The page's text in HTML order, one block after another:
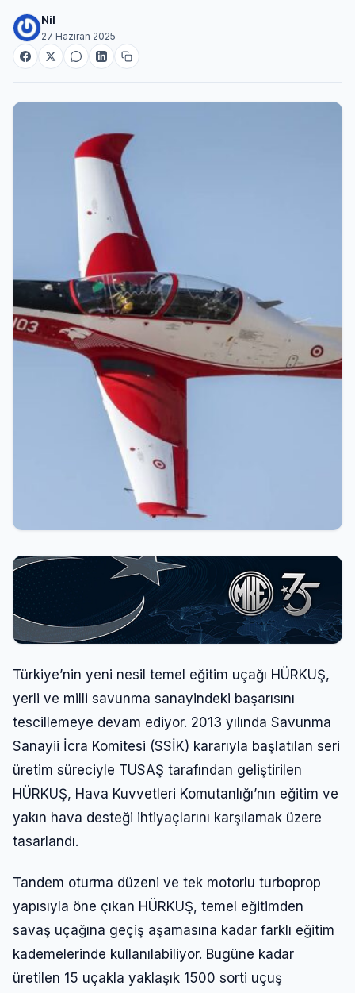
Nil
27 Haziran 2025
Türkiye’nin yeni nesil temel eğitim uçağı HÜRKUŞ,
yerli ve milli savunma sanayindeki başarısını
tescillemeye devam ediyor. 2013 yılında Savunma
Sanayii İcra Komitesi (SSİK) kararıyla başlatılan seri
üretim süreciyle TUSAŞ tarafından geliştirilen
HÜRKUŞ, Hava Kuvvetleri Komutanlığı’nın eğitim ve
yakın hava desteği ihtiyaçlarını karşılamak üzere
tasarlandı.
Tandem oturma düzeni ve tek motorlu turboprop
yapısıyla öne çıkan HÜRKUŞ, temel eğitimden
savaş uçağına geçiş aşamasına kadar farklı eğitim
kademelerinde kullanılabiliyor. Bugüne kadar
üretilen 15 uçakla yaklaşık 1500 sorti uçuş